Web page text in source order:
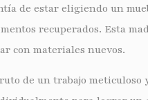
de estar eligiendo un
recuperados. Esta
con materiales nuevos.
de un trabajo meticuloso